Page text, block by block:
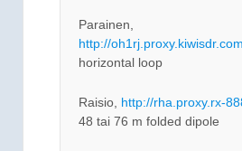
Parainen,
http://
horizontal loop
Raisio, http://rha.proxy.rx-
48 tai 76 m folded dipole